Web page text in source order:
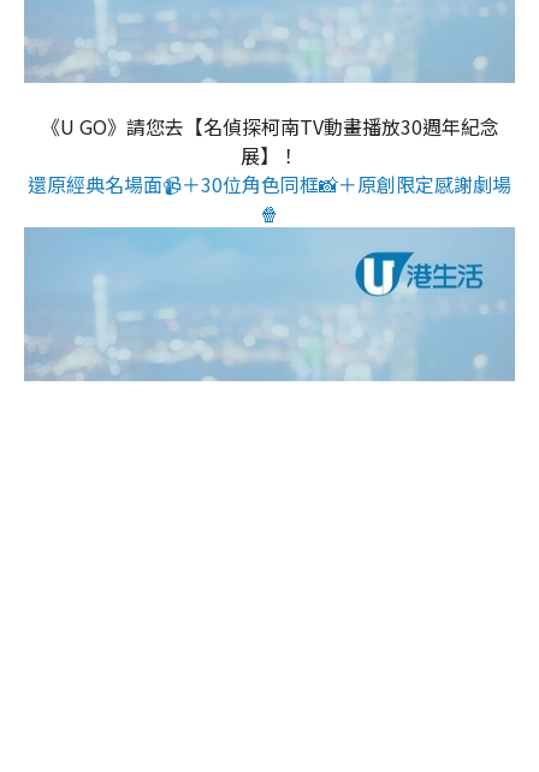
《U GO》請您去【名偵探柯南TV動畫播放30週年紀念
展】！
還原經典名場面📹＋30位角色同框📸＋原創限定感謝劇場
🍿